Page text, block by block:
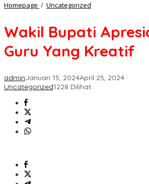
Homepage / Uncategorized
Ruang
Yang
Kreatif
Wakil Bupati
Guru Yang Kreatif
adminJanuari 15, 2024April 25, 2024
Uncategorized1228 Dilihat